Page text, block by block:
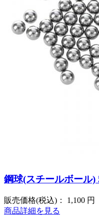
鋼球(スチールボール)
販売価格(税込)： 1,100 円
商品詳細を見る